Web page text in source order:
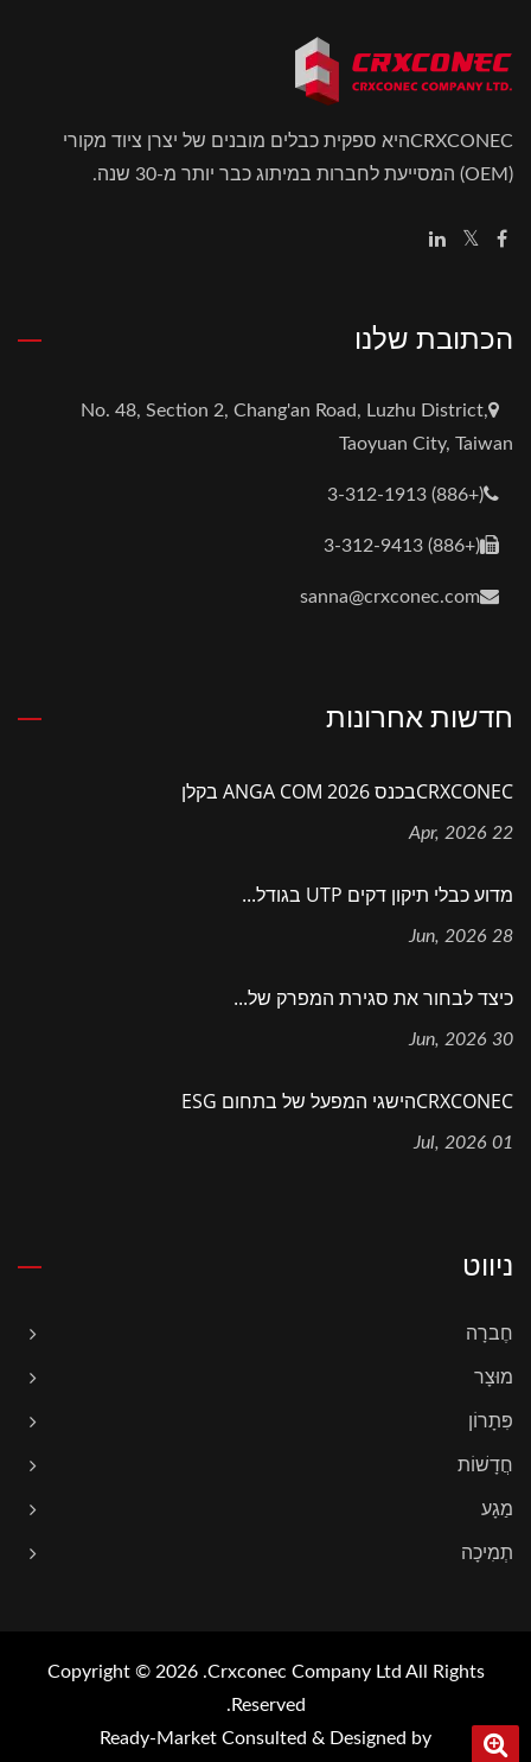
CRXCONECהיא ספקית כבלים מובנים של יצרן ציוד מקורי
(OEM) המסייעת לחברות במיתוג כבר יותר מ-30 שנה.
הכתובת שלנו
No. 48, Section 2, Chang'an Road, Luzhu District,
Taoyuan City, Taiwan
(+886) 3-312-1913
(+886) 3-312-9413
sanna@crxconec.com
חדשות אחרונות
CRXCONECבכנס ANGA COM 2026 בקלן
22 Apr, 2026
מדוע כבלי תיקון דקים UTP בגודל...
28 Jun, 2026
כיצד לבחור את סגירת המפרק של...
30 Jun, 2026
CRXCONECהישגי המפעל של בתחום ESG
01 Jul, 2026
ניווט
חֶברָה
מוּצָר
פִּתָרוֹן
חֲדָשׁוֹת
מַגָע
תְמִיכָה
Copyright © 2026 Crxconec Company Ltd. All Rights
Reserved.
Consulted & Designed by
Ready-Market